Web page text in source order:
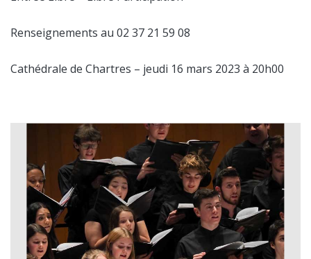
Renseignements au 02 37 21 59 08
Cathédrale de Chartres – jeudi 16 mars 2023 à 20h00